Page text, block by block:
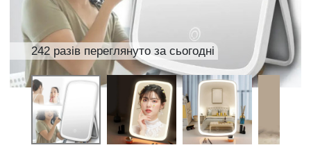
242 разів переглянуто за сьогодні